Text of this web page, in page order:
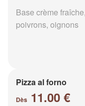
Base crème
poivrons, oignons
Pizza al forno
Dès 11.00 €